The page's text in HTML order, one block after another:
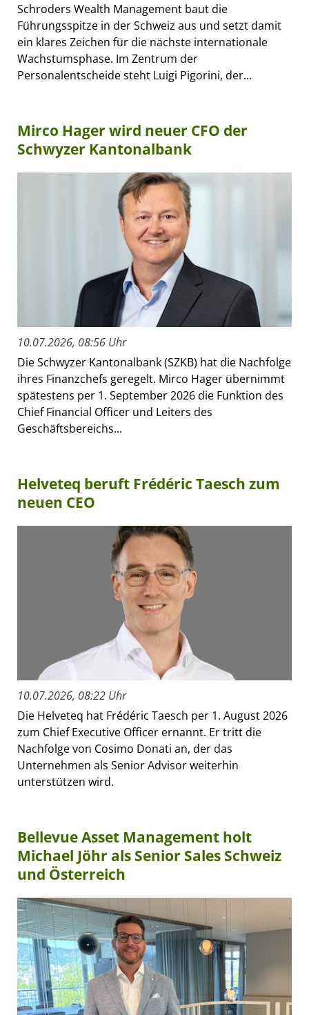
Schroders Wealth Management baut die
Führungsspitze in der Schweiz aus und setzt damit
ein klares Zeichen für die nächste internationale
Wachstumsphase. Im Zentrum der
Personalentscheide steht Luigi Pigorini, der...
Mirco Hager wird neuer CFO der
Schwyzer Kantonalbank
10.07.2026, 08:56 Uhr
Die Schwyzer Kantonalbank (SZKB) hat die Nachfolge
ihres Finanzchefs geregelt. Mirco Hager übernimmt
spätestens per 1. September 2026 die Funktion des
Chief Financial Officer und Leiters des
Geschäftsbereichs...
Helveteq beruft Frédéric Taesch zum
neuen CEO
10.07.2026, 08:22 Uhr
Die Helveteq hat Frédéric Taesch per 1. August 2026
zum Chief Executive Officer ernannt. Er tritt die
Nachfolge von Cosimo Donati an, der das
Unternehmen als Senior Advisor weiterhin
unterstützen wird.
Bellevue Asset Management holt
Michael Jöhr als Senior Sales Schweiz
und Österreich